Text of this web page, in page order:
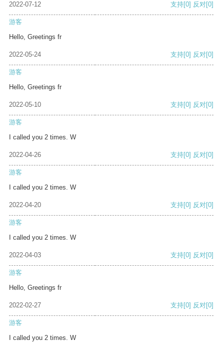
2022-07-12 支持[0] 反对[0]
游客
Hello, Greetings fr
2022-05-24 支持[0] 反对[0]
游客
Hello, Greetings fr
2022-05-10 支持[0] 反对[0]
游客
I called you 2 times. W
2022-04-26 支持[0] 反对[0]
游客
I called you 2 times. W
2022-04-20 支持[0] 反对[0]
游客
I called you 2 times. W
2022-04-03 支持[0] 反对[0]
游客
Hello, Greetings fr
2022-02-27 支持[0] 反对[0]
游客
I called you 2 times. W